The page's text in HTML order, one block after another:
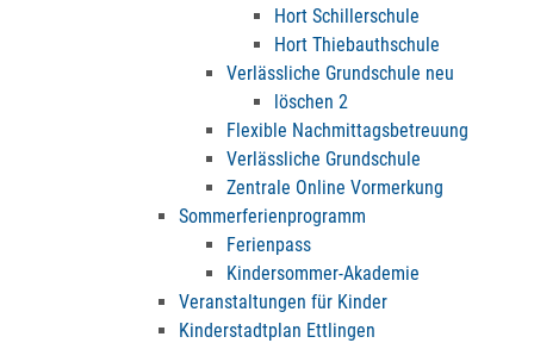
Hort Schillerschule
Hort Thiebauthschule
Verlässliche Grundschule neu
löschen 2
Flexible Nachmittagsbetreuung
Verlässliche Grundschule
Zentrale Online Vormerkung
Sommerferienprogramm
Ferienpass
Kindersommer-Akademie
Veranstaltungen für Kinder
Kinderstadtplan Ettlingen